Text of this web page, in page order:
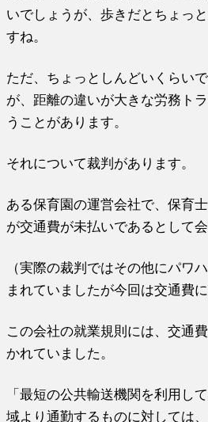
いでしょうが、歩きだとちょっ
すね。
ただ、ちょっとしんどいくらい
が、距離の違いが大きな労務 ト
うことがあります。
それについて裁判があります。
ある保育園の運営会社で、保育
が交通費が未払いであるとして
（実際の裁判ではその他にパワ
まれていましたが今回は交通費
この会社の就業規則には、交通
かれていました。
「最短の公共輸送機関 を利用し
域より通勤する ものに対しては